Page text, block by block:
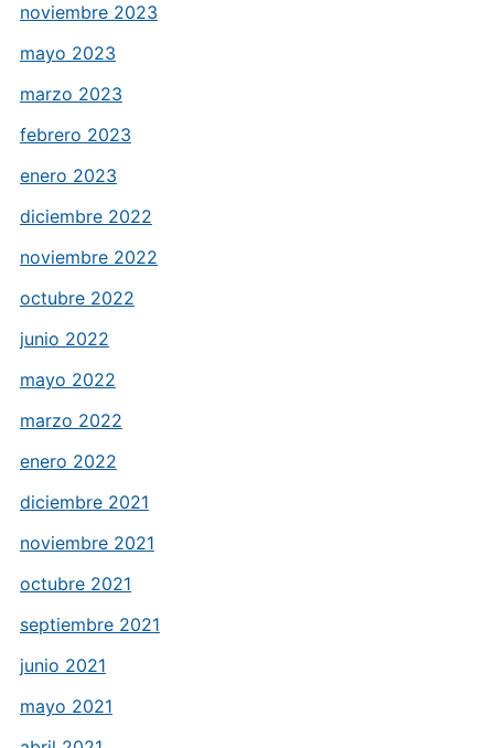
noviembre 2023
mayo 2023
marzo 2023
febrero 2023
enero 2023
diciembre 2022
noviembre 2022
octubre 2022
junio 2022
mayo 2022
marzo 2022
enero 2022
diciembre 2021
noviembre 2021
octubre 2021
septiembre 2021
junio 2021
mayo 2021